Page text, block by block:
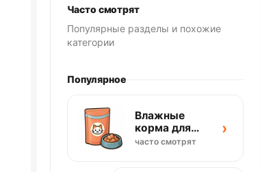
Часто смотрят
Популярные разделы и похожие
категории
Популярное
Влажные
корма для
кошек
часто смотрят
›